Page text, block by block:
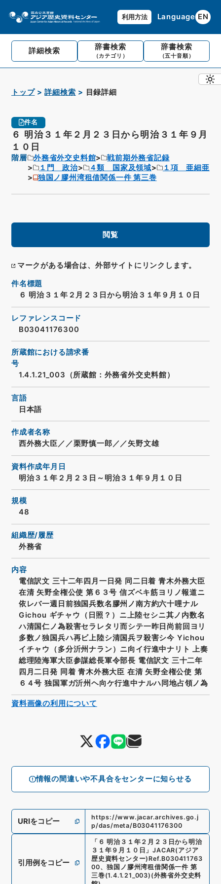
利用方法 Language EN
詳細検索 辞書検索
（カテゴリ）
辞書検索
（五十音順）
トップ 詳細検索 目録詳細
件名
６ 明治３１年２月２３日から明治３１年９月
１０日
階層 外務省外交史料館
戦前期外務省記録
１門 政治
４類 国家及領域
１項 亜細亜
独国ノ膠州湾租借関係一件 第三巻
閲覧
マークがある場合は、外部サイトにリンクします。
情報の間違いや不具合をセンターに知らせる
件名標題
６ 明治３１年２月２３日から明治３１年９月１０日
レファレンスコード
B03041176300
所蔵館における請求番
号
1.4.1.21_003（所蔵館：外務省外交史料館）
言語
日本語
作成者名称
西外務大臣／／栗野慎一郎／／矢野文雄
資料作成年月日
明治３１年２月２３日～明治３１年９月１０日
規模
48
組織歴/履歴
外務省
内容
電信訳文 三十二年四月一日発 同二日着 青木外務大臣
在清 矢野全権公使 第６３号 信ズベキ筋ヨリノ報道ニ
依レバ一週日前独国兵数名膠州ノ南方約六十哩ナル
Gichou ギチャウ（日照？）ニ上陸セシニ其ノ内数名
ハ清国仁ノ為殺害セラレタリ而シテ一昨日尚前回ヨリ
多数ノ独国兵ハ再ビ上陸シ清国兵ヲ殺害シ今 Yichou
イチャウ（多分沂州ナラン）ニ向イ行進中ナリト 上奏
総理陸海軍大臣参謀総長軍令部長 電信訳文 三十二年
四月二日発 同着 青木外務大臣 在清 矢野全権公使 第
６４号 独国軍ガ沂州ヘ向ケ行進中ナルハ同地占領ノ為
URIをコピー
https://www.jacar.archives.go.j
p/das/meta/B03041176300
引用例をコピー
「 ６ 明治３１年２月２３日から明治
３１年９月１０日 」JACAR(アジア
歴史資料センター) Ref.B030411763
00、独国ノ膠州湾租借関係一件 第
三巻(1.4.1.21_003) (外務省外交史料
資料画像の利用について